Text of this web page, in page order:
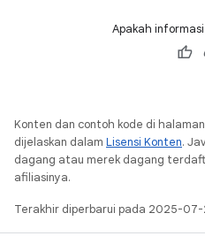
Apakah
Konten dan contoh kode di
dijelaskan dalam Lisensi Konten.
dagang atau merek dagang
afiliasinya.
Terakhir diperbarui pada 2025-07-